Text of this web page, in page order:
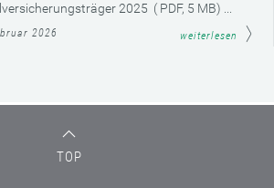
2025 ( PDF, 5 MB) ...
2026 weiterlesen
TOP